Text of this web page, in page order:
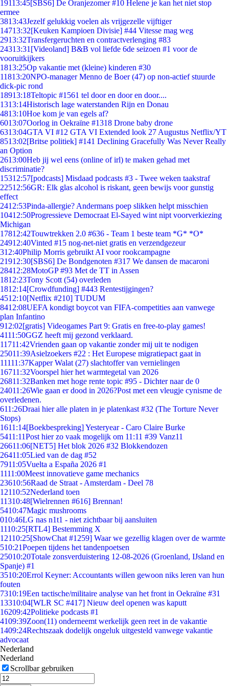
19113:45[SBS6] De Oranjezomer #10 Helene je kan het niet stop
ermee
3813:43Jezelf gelukkig voelen als vrijgezelle vijftiger
14713:32[Keuken Kampioen Divisie] #44 Vitesse mag weg
2913:32Transfergeruchten en contractverlenging #83
24313:31 [Videoland] B&B vol liefde 6de seizoen #1 voor de
vooruitkijkers
1813:25Op vakantie met (kleine) kinderen #30
11813:20NPO-manager Menno de Boer (47) op non-actief stuurde
dick-pic rond
18913:18Teltopic #1561 tel door en door en door....
1313:14Historisch lage waterstanden Rijn en Donau
4813:10Hoe kom je van egels af?
6013:07Oorlog in Oekraïne #1318 Drone baby drone
6313:04GTA VI #12 GTA VI Extended look 27 Augustus Netflix/YT
8513:02[Britse politiek] #141 Declining Gracefully Was Never Really
an Option
2613:00Heb jij wel eens (online of irl) te maken gehad met
discriminatie?
15312:57[podcasts] Misdaad podcasts #3 - Twee weken taakstraf
22512:56GR: Elk glas alcohol is riskant, geen bewijs voor gunstig
effect
2412:53Pinda-allergie? Andermans poep slikken helpt misschien
10412:50Progressieve Democraat El-Sayed wint nipt voorverkiezing
Michigan
17812:42Touwtrekken 2.0 #636 - Team 1 beste team *G* *O*
24912:40Vinted #15 nog-net-niet gratis en verzendgezeur
312:40Philip Morris gebruikt AI voor rookcampagne
21912:30[SBS6] De Bondgenoten #317 We dansen de macaroni
28412:28MotoGP #93 Met de TT in Assen
1812:23Tony Scott (54) overleden
1812:14[Crowdfunding] #443 Rentestijgingen?
4512:10[Netflix #210] TUDUM
8412:08UEFA kondigt boycot van FIFA-competities aan vanwege
plan Infantino
912:02[gratis] Videogames Part 9: Gratis en free-to-play games!
4111:50GGZ heeft mij gezond verklaard.
11711:42Vrienden gaan op vakantie zonder mij uit te nodigen
25011:39Asielzoekers #22 : Het Europese migratiepact gaat in
11111:37Kapper Walat (27) slachtoffer van vernielingen
16711:32Voorspel hier het warmtegetal van 2026
26811:32Banken met hoge rente topic #95 - Dichter naar de 0
24011:26Wie gaan er dood in 2026?Post met een vleugje cynisme de
overledenen.
611:26Draai hier alle platen in je platenkast #32 (The Torture Never
Stops)
1611:14[Boekbespreking] Yesteryear - Caro Claire Burke
5411:11Post hier zo vaak mogelijk om 11:11 #39 Vanz11
26611:06[NET5] Het blok 2026 #32 Blokkendozen
26411:05Lied van de dag #52
7911:05Vuelta a España 2026 #1
1111:00Meest innovatieve game mechanics
23610:56Raad de Straat - Amsterdam - Deel 78
12110:52Nederland toen
11310:48[Wielrennen #616] Brennan!
5410:47Magic mushrooms
010:46LG nas n1t1 - niet zichtbaar bij aansluiten
1110:25[RTL4] Bestemming X
12110:25[ShowChat #1259] Waar we gezellig klagen over de warmte
510:21Poepen tijdens het tandenpoetsen
25010:20Totale zonsverduistering 12-08-2026 (Groenland, IJsland en
Spanje) #1
3510:20Errol Keyner: Accountants willen gewoon niks leren van hun
fouten
7310:19Een tactische/militaire analyse van het front in Oekraïne #31
13310:04[WLR SC #417] Nieuw deel openen was kaputt
16209:42Politieke podcasts #1
4109:39Zoon(11) onderneemt werkelijk geen reet in de vakantie
1409:24Rechtszaak dodelijk ongeluk uitgesteld vanwege vakantie
advocaat
Nederland
Nederland
Scrollbar gebruiken